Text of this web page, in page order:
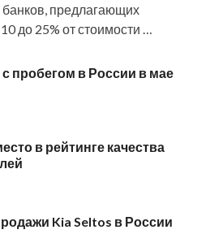
предлагающих
до 25% от стоимости …
пробегом в России в мае
в рейтинге качества
Kia Seltos в России